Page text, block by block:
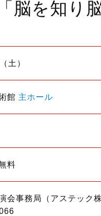
脳を知り
土）
館 主ホール
料
会事務局（アステック